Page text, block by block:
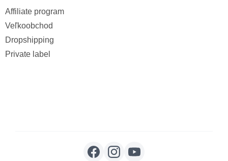
Affiliate program
Veľkoobchod
Dropshipping
Private label